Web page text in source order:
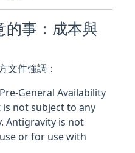
的事：成本與
文件強調：
General Availability
not subject to any
Antigravity is not
or for use with